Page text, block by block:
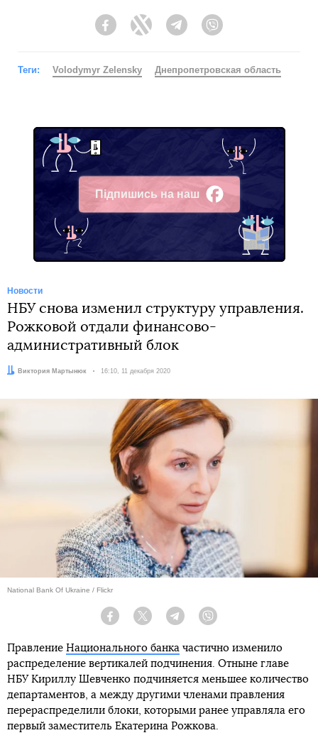
FacebookTwitter Telegram
Теги: Volodymyr Zelensky Днепропетровская область
Підпишись на наш
Facebook
Новости
НБУ снова изменил структуру управления.
Рожковой отдали финансово-
административный блок
Автор:Виктория Мартынюк Дата:
16:10, 11 декабря 2020
National Bank Of Ukraine / Flickr
Facebook Twitter Telegram
Правление Национального банка частично изменило
распределение вертикалей подчинения. Отныне главе
НБУ Кириллу Шевченко подчиняется меньшее количество
департаментов, а между другими членами правления
перераспределили блоки, которыми ранее управляла его
первый заместитель Екатерина Рожкова.